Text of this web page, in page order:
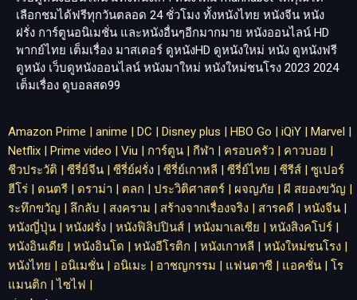
เลือกชมได้ฟรีทุกวันตลอด 24 ชั่วโมง ทั้งหนังไทย หนังจีน หนัง
ฝรั่ง การ์ตูนอนิเมชั่น และหนังอื่นๆอีกมากมาย หนังออนไลน์ HD
พากย์ไทย เต็มเรื่อง มาสเตอร์ ดูหนังHD ดูหนังใหม่ หนัง ดูหนังฟรี
ดูหนัง เว็บดูหนังออนไลน์ หนังมาใหม่ หนังใหม่ชนโรง 2023 2024
เต็มเรื่อง ดูบอลสด99
Amazon Prime | anime | DC | Disney plus | HBO Go | iQiY | Marvel |
Netflix | Prime video | Viu | การ์ตูน | กีฬา | ครอบครัว | คาวบอย |
ชีวประวัติ | ซีรี่ย์จีน | ซีรี่ย์ฝรั่ง | ซีรี่ย์เกาหลี | ซีรี่ย์ไทย | ซีรีส์ | ซูเปอร์
ฮีโร่ | ดนตรี | ดราม่า | ตลก | ประวิติศาสตร์ | ผจญภัย | ผี สยองขวัญ |
ระทึกขวัญ | ลึกลับ | สงคราม | สร้างจากเรื่องจริง | สารคดี | หนังจีน |
หนังญี่ปุ่น | หนังฝรั่ง | หนังฟิลิปปินส์ | หนังมาเลเซีย | หนังสิงคโปร์ |
หนังอินเดีย | หนังอินโด | หนังอีโรติก | หนังเกาหลี | หนังใหม่ชนโรง |
หนังไทย | อนิเมชั่น | อนิเมะ | อาชญกรรม | แฟนตาซี | แอคชั่น | โร
แมนติก |ไซไฟ |